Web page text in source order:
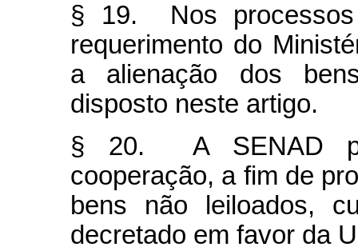
§ 19. Nos
requerimento do
a alienação dos
disposto neste artigo.
§ 20. A SENAD
cooperação, a fim de
bens não leiloados,
decretado em favor da